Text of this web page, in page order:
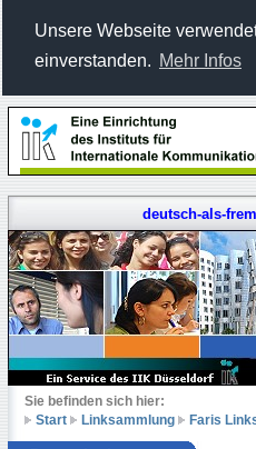
Unsere Webseite
einverstanden. Mehr Infos
deutsch-als-
Sie befinden sich hier:
Start
Linksammlung Faris